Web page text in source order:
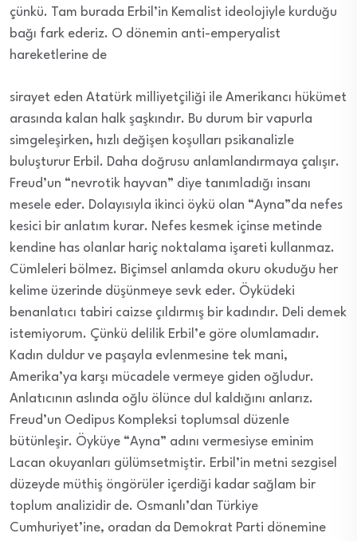
çünkü. Tam burada Erbil’in Kemalist ideolojiyle kurduğu
bağı fark ederiz. O dönemin anti-emperyalist
hareketlerine de
sirayet eden Atatürk milliyetçiliği ile Amerikancı hükümet
arasında kalan halk şaşkındır. Bu durum bir vapurla
simgeleşirken, hızlı değişen koşulları psikanalizle
buluşturur Erbil. Daha doğrusu anlamlandırmaya çalışır.
Freud’un “nevrotik hayvan” diye tanımladığı insanı
mesele eder. Dolayısıyla ikinci öykü olan “Ayna”da nefes
kesici bir anlatım kurar. Nefes kesmek içinse metinde
kendine has olanlar hariç noktalama işareti kullanmaz.
Cümleleri bölmez. Biçimsel anlamda okuru okuduğu her
kelime üzerinde düşünmeye sevk eder. Öyküdeki
benanlatıcı tabiri caizse çıldırmış bir kadındır. Deli demek
istemiyorum. Çünkü delilik Erbil’e göre olumlamadır.
Kadın duldur ve paşayla evlenmesine tek mani,
Amerika’ya karşı mücadele vermeye giden oğludur.
Anlatıcının aslında oğlu ölünce dul kaldığını anlarız.
Freud’un Oedipus Kompleksi toplumsal düzenle
bütünleşir. Öyküye “Ayna” adını vermesiyse eminim
Lacan okuyanları gülümsetmiştir. Erbil’in metni sezgisel
düzeyde müthiş öngörüler içerdiği kadar sağlam bir
toplum analizidir de. Osmanlı’dan Türkiye
Cumhuriyet’ine, oradan da Demokrat Parti dönemine